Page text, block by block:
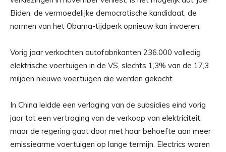
Biden, de vermoedelijke democratische kandidaat, de
normen van het Obama-tijdperk opnieuw kan invoeren.
Vorig jaar verkochten autofabrikanten 236.000 volledig
elektrische voertuigen in de VS, slechts 1,3% van de 17,3
miljoen nieuwe voertuigen die werden gekocht.
In China leidde een verlaging van de subsidies eind vorig
jaar tot een vertraging van de verkoop van elektriciteit,
maar de regering gaat door met haar behoefte aan meer
emissiearme voertuigen op lange termijn. Electrics waren